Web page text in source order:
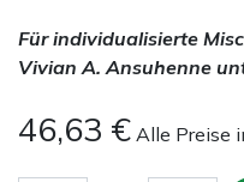
Für individualisierte
Vivian A. Ansuhenne
46,63 € Alle Preise